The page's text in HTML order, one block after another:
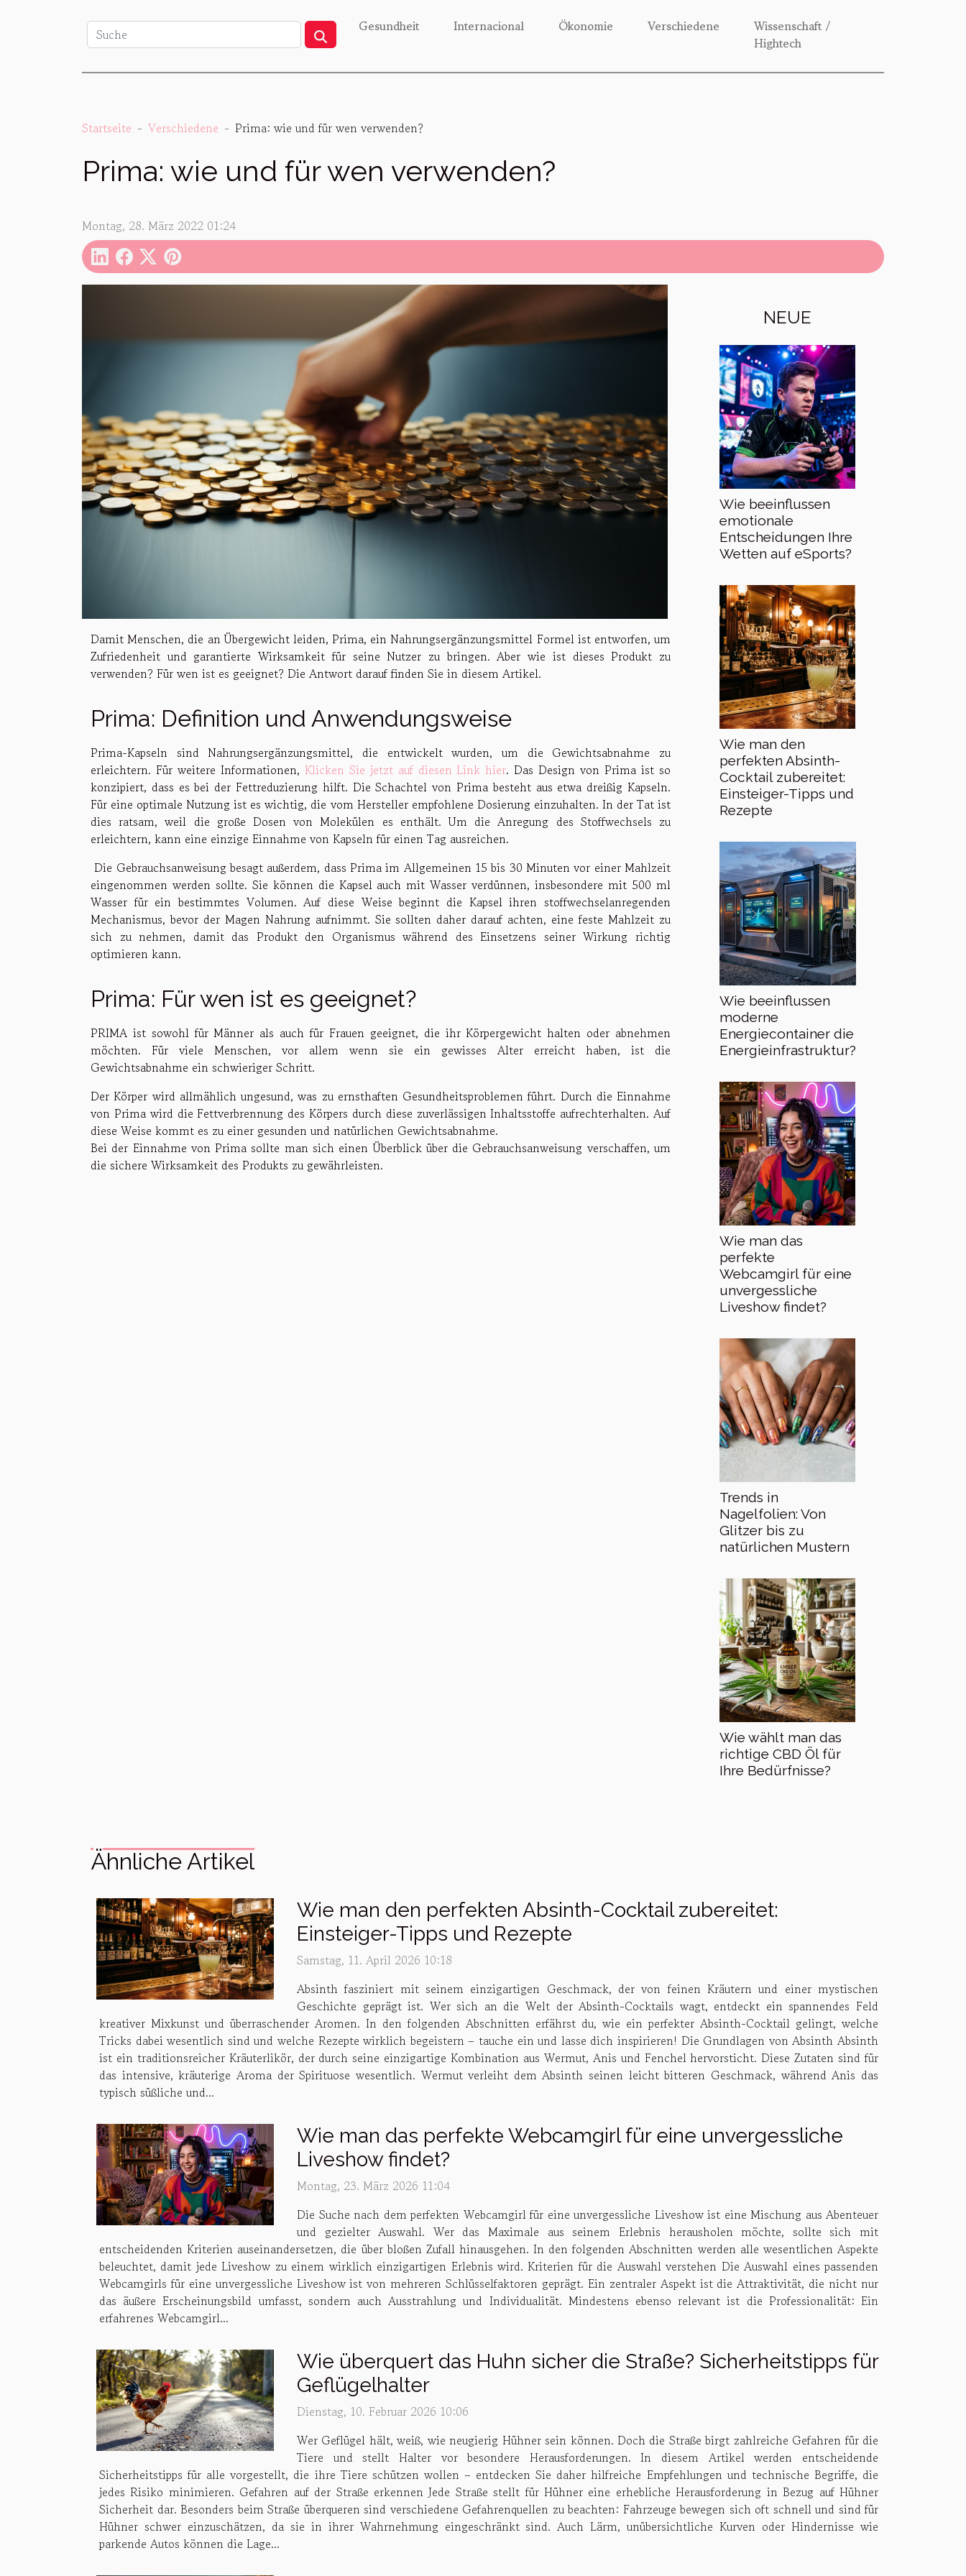
Gesundheit Internacional Ökonomie Verschiedene
Wissenschaft /
Hightech
Startseite Verschiedene Prima: wie und für wen verwenden?
Prima: wie und für wen verwenden?
Montag, 28. März 2022 01:24
Damit Menschen, die an Übergewicht leiden, Prima, ein Nahrungsergänzungsmittel Formel ist entworfen, um
Zufriedenheit und garantierte Wirksamkeit für seine Nutzer zu bringen. Aber wie ist dieses Produkt zu
verwenden? Für wen ist es geeignet? Die Antwort darauf finden Sie in diesem Artikel.
Prima: Definition und Anwendungsweise
Prima-Kapseln sind Nahrungsergänzungsmittel, die entwickelt wurden, um die Gewichtsabnahme zu
erleichtern. Für weitere Informationen, Klicken Sie jetzt auf diesen Link hier. Das Design von Prima ist so
konzipiert, dass es bei der Fettreduzierung hilft. Die Schachtel von Prima besteht aus etwa dreißig Kapseln.
Für eine optimale Nutzung ist es wichtig, die vom Hersteller empfohlene Dosierung einzuhalten. In der Tat ist
dies ratsam, weil die große Dosen von Molekülen es enthält. Um die Anregung des Stoffwechsels zu
erleichtern, kann eine einzige Einnahme von Kapseln für einen Tag ausreichen.
Die Gebrauchsanweisung besagt außerdem, dass Prima im Allgemeinen 15 bis 30 Minuten vor einer Mahlzeit
eingenommen werden sollte. Sie können die Kapsel auch mit Wasser verdünnen, insbesondere mit 500 ml
Wasser für ein bestimmtes Volumen. Auf diese Weise beginnt die Kapsel ihren stoffwechselanregenden
Mechanismus, bevor der Magen Nahrung aufnimmt. Sie sollten daher darauf achten, eine feste Mahlzeit zu
sich zu nehmen, damit das Produkt den Organismus während des Einsetzens seiner Wirkung richtig
optimieren kann.
Prima: Für wen ist es geeignet?
PRIMA ist sowohl für Männer als auch für Frauen geeignet, die ihr Körpergewicht halten oder abnehmen
möchten. Für viele Menschen, vor allem wenn sie ein gewisses Alter erreicht haben, ist die
Gewichtsabnahme ein schwieriger Schritt.
Der Körper wird allmählich ungesund, was zu ernsthaften Gesundheitsproblemen führt. Durch die Einnahme
von Prima wird die Fettverbrennung des Körpers durch diese zuverlässigen Inhaltsstoffe aufrechterhalten. Auf
diese Weise kommt es zu einer gesunden und natürlichen Gewichtsabnahme.
Bei der Einnahme von Prima sollte man sich einen Überblick über die Gebrauchsanweisung verschaffen, um
die sichere Wirksamkeit des Produkts zu gewährleisten.
NEUE
Wie beeinflussen
emotionale
Entscheidungen Ihre
Wetten auf eSports?
Wie man den
perfekten Absinth-
Cocktail zubereitet:
Einsteiger-Tipps und
Rezepte
Wie beeinflussen
moderne
Energiecontainer die
Energieinfrastruktur?
Wie man das
perfekte
Webcamgirl für eine
unvergessliche
Liveshow findet?
Trends in
Nagelfolien: Von
Glitzer bis zu
natürlichen Mustern
Wie wählt man das
richtige CBD Öl für
Ihre Bedürfnisse?
Ähnliche Artikel
Wie man den perfekten Absinth-Cocktail zubereitet:
Einsteiger-Tipps und Rezepte
Samstag, 11. April 2026 10:18
Absinth fasziniert mit seinem einzigartigen Geschmack, der von feinen Kräutern und einer mystischen
Geschichte geprägt ist. Wer sich an die Welt der Absinth-Cocktails wagt, entdeckt ein spannendes Feld
kreativer Mixkunst und überraschender Aromen. In den folgenden Abschnitten erfährst du, wie ein perfekter Absinth-Cocktail gelingt, welche
Tricks dabei wesentlich sind und welche Rezepte wirklich begeistern – tauche ein und lasse dich inspirieren! Die Grundlagen von Absinth Absinth
ist ein traditionsreicher Kräuterlikör, der durch seine einzigartige Kombination aus Wermut, Anis und Fenchel hervorsticht. Diese Zutaten sind für
das intensive, kräuterige Aroma der Spirituose wesentlich. Wermut verleiht dem Absinth seinen leicht bitteren Geschmack, während Anis das
typisch süßliche und...
Wie man das perfekte Webcamgirl für eine unvergessliche
Liveshow findet?
Montag, 23. März 2026 11:04
Die Suche nach dem perfekten Webcamgirl für eine unvergessliche Liveshow ist eine Mischung aus Abenteuer
und gezielter Auswahl. Wer das Maximale aus seinem Erlebnis herausholen möchte, sollte sich mit
entscheidenden Kriterien auseinandersetzen, die über bloßen Zufall hinausgehen. In den folgenden Abschnitten werden alle wesentlichen Aspekte
beleuchtet, damit jede Liveshow zu einem wirklich einzigartigen Erlebnis wird. Kriterien für die Auswahl verstehen Die Auswahl eines passenden
Webcamgirls für eine unvergessliche Liveshow ist von mehreren Schlüsselfaktoren geprägt. Ein zentraler Aspekt ist die Attraktivität, die nicht nur
das äußere Erscheinungsbild umfasst, sondern auch Ausstrahlung und Individualität. Mindestens ebenso relevant ist die Professionalität: Ein
erfahrenes Webcamgirl...
Wie überquert das Huhn sicher die Straße? Sicherheitstipps für
Geflügelhalter
Dienstag, 10. Februar 2026 10:06
Wer Geflügel hält, weiß, wie neugierig Hühner sein können. Doch die Straße birgt zahlreiche Gefahren für die
Tiere und stellt Halter vor besondere Herausforderungen. In diesem Artikel werden entscheidende
Sicherheitstipps für alle vorgestellt, die ihre Tiere schützen wollen – entdecken Sie daher hilfreiche Empfehlungen und technische Begriffe, die
jedes Risiko minimieren. Gefahren auf der Straße erkennen Jede Straße stellt für Hühner eine erhebliche Herausforderung in Bezug auf Hühner
Sicherheit dar. Besonders beim Straße überqueren sind verschiedene Gefahrenquellen zu beachten: Fahrzeuge bewegen sich oft schnell und sind für
Hühner schwer einzuschätzen, da sie in ihrer Wahrnehmung eingeschränkt sind. Auch Lärm, unübersichtliche Kurven oder Hindernisse wie
parkende Autos können die Lage...